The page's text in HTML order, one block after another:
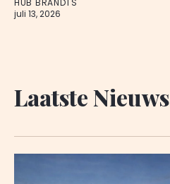
juli 13, 2026
Laatste Nieuws